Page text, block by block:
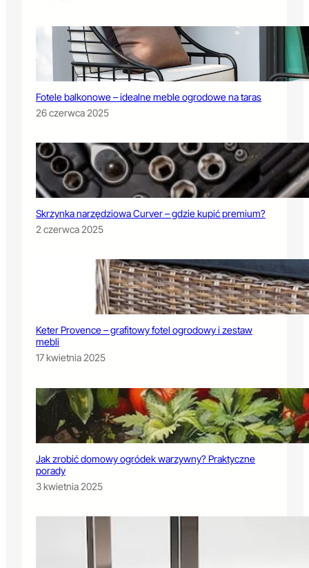
Fotele balkonowe – idealne meble ogrodowe na taras
26 czerwca 2025
Skrzynka narzędziowa Curver – gdzie kupić premium?
2 czerwca 2025
Keter Provence – grafitowy fotel ogrodowy i zestaw
mebli
17 kwietnia 2025
Jak zrobić domowy ogródek warzywny? Praktyczne
porady
3 kwietnia 2025